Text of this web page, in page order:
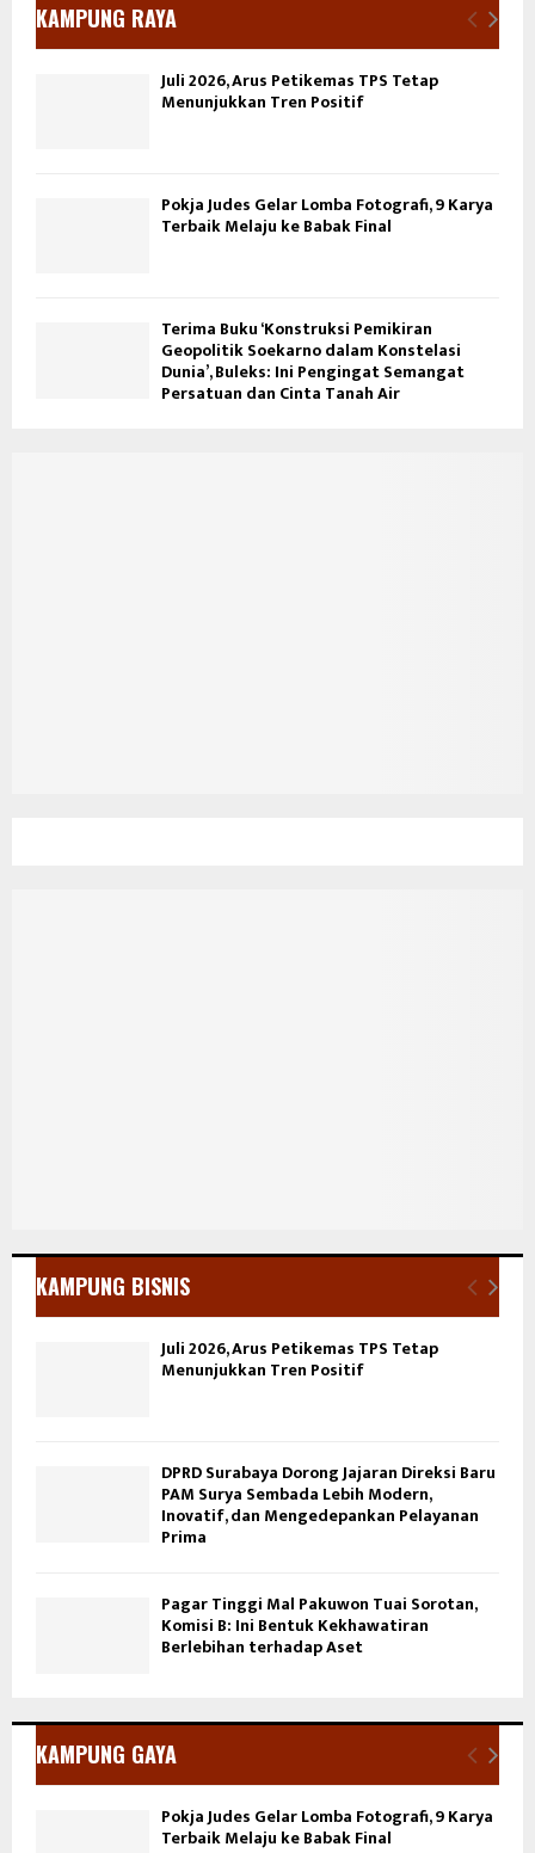
KAMPUNG RAYA
Juli 2026, Arus Petikemas TPS Tetap
Menunjukkan Tren Positif
Pokja Judes Gelar Lomba Fotografi, 9 Karya
Terbaik Melaju ke Babak Final
Terima Buku ‘Konstruksi Pemikiran
Geopolitik Soekarno dalam Konstelasi
Dunia’, Buleks: Ini Pengingat Semangat
Persatuan dan Cinta Tanah Air
KAMPUNG BISNIS
Juli 2026, Arus Petikemas TPS Tetap
Menunjukkan Tren Positif
DPRD Surabaya Dorong Jajaran Direksi Baru
PAM Surya Sembada Lebih Modern,
Inovatif, dan Mengedepankan Pelayanan
Prima
Pagar Tinggi Mal Pakuwon Tuai Sorotan,
Komisi B: Ini Bentuk Kekhawatiran
Berlebihan terhadap Aset
KAMPUNG GAYA
Pokja Judes Gelar Lomba Fotografi, 9 Karya
Terbaik Melaju ke Babak Final